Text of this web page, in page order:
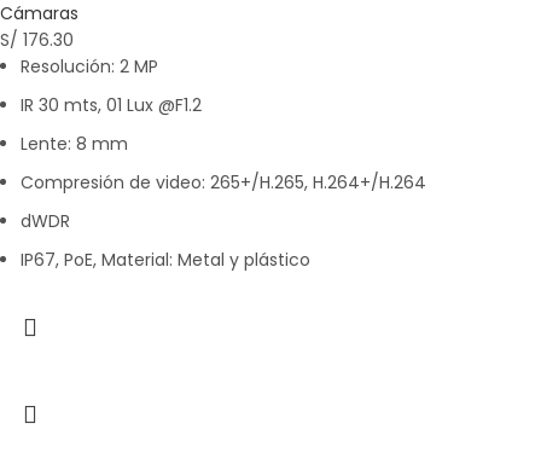
Cámaras
S/ 176.30
Resolución: 2 MP
IR 30 mts, 01 Lux @F1.2
Lente: 8 mm
Compresión de video: 265+/H.265, H.264+/H.264
dWDR
IP67, PoE, Material: Metal y plástico